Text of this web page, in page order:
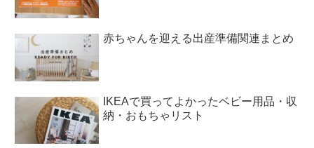
赤ちゃんを迎える出産準備関連まとめ
IKEAで買ってよかったベビー用品・収
納・おもちゃリスト